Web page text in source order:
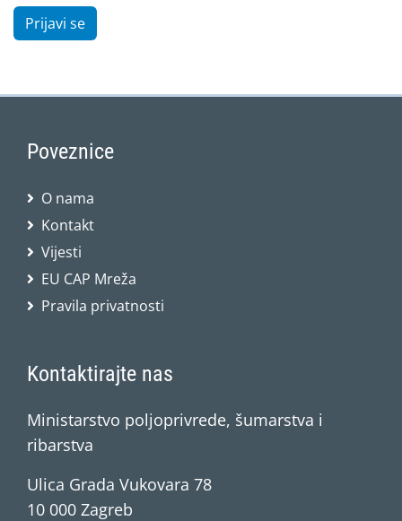
Prijavi se
Poveznice
O nama
Kontakt
Vijesti
EU CAP Mreža
Pravila privatnosti
Kontaktirajte nas
Ministarstvo poljoprivrede, šumarstva i
ribarstva
Ulica Grada Vukovara 78
10 000 Zagreb